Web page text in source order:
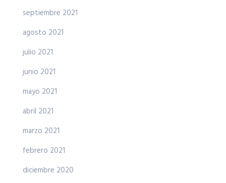
septiembre 2021
agosto 2021
julio 2021
junio 2021
mayo 2021
abril 2021
marzo 2021
febrero 2021
diciembre 2020